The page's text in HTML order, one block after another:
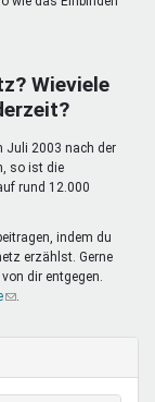
Wieviele
Juli 2003 nach der
so ist die
rund 12.000
indem du
erzählst. Gerne
dir entgegen.
(Link
E-